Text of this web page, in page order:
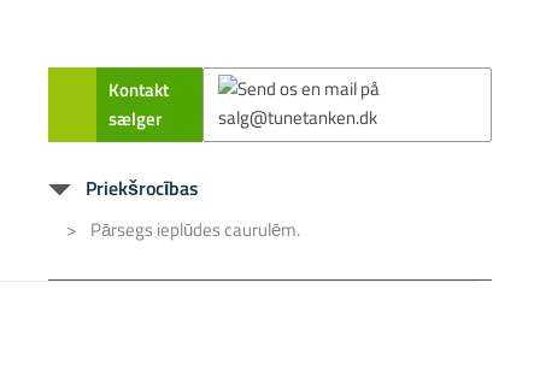
Kontakt
sælger
Priekšrocības
Pārsegs ieplūdes caurulēm.